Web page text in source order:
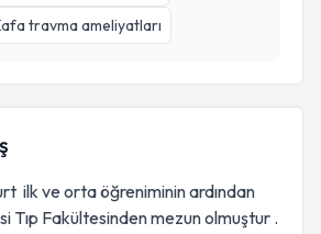
travma ameliyatları
ilk ve orta öğreniminin ardından
Tıp Fakültesinden mezun olmuştur .